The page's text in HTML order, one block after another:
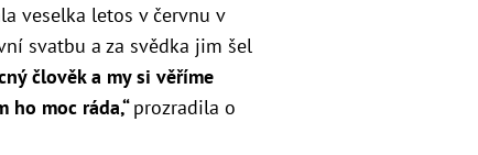
veselka letos v červnu v
svatbu a za svědka jim šel
člověk a my si věříme
ho moc ráda,“prozradila o